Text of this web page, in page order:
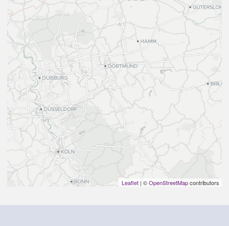
Leaflet | ©OpenStreetMapcontributors